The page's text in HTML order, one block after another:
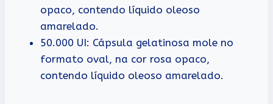
opaco, contendo líquido oleoso
amarelado.
50.000 UI: Cápsula gelatinosa mole no
formato oval, na cor rosa opaco,
contendo líquido oleoso amarelado.